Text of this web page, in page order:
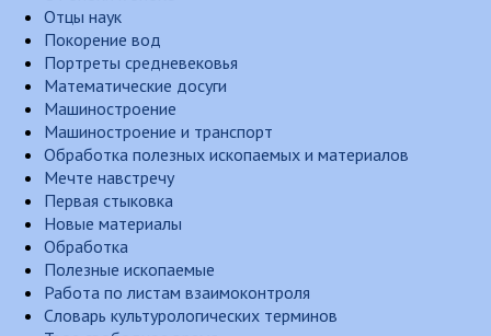
Отцы наук
Покорение вод
Портреты средневековья
Математические досуги
Машиностроение
Машиностроение и транспорт
Обработка полезных ископаемых и материалов
Мечте навстречу
Первая стыковка
Новые материалы
Обработка
Полезные ископаемые
Работа по листам взаимоконтроля
Словарь культурологических терминов